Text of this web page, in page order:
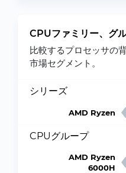
CPUファミリー、グ
比較するプロセッサの
市場セグメント。
シリーズ
AMD Ryzen
CPUグループ
AMD Ryzen
6000H